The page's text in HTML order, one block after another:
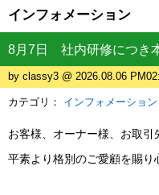
インフォメーション
8月7日 社内研修につき
by classy3 @ 2026.08.06
カテゴリ： インフォメーション
お客様、オーナー様、お取引
平素より格別のご愛顧を賜り